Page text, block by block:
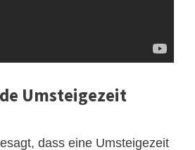
Umsteigezeit
dass eine Umsteigezeit